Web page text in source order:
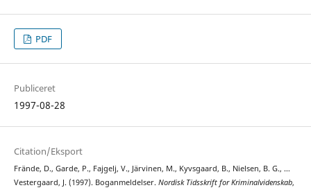
PDF
Publiceret
1997-08-28
Citation/Eksport
Frände, D., Garde, P., Fajgelj, V., Järvinen, M., Kyvsgaard, B., Nielsen, B. G., …
Vestergaard, J. (1997). Boganmeldelser. Nordisk Tidsskrift for Kriminalvidenskab,